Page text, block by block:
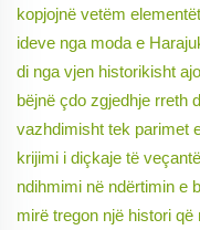
kopjojnë vetëm
ideve nga moda e
di nga vjen historikisht
bëjnë çdo zgjedhje rreth
vazhdimisht tek parimet
krijimi i diçkaje të
ndihmimi në ndërtimin e
mirë tregon një histori